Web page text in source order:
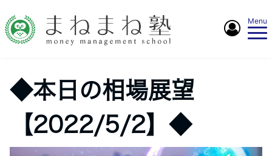
Menu
◆本日の相場展望
【2022/5/2】◆